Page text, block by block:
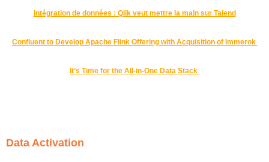
Intégration de données : Qlik veut mettre la main sur Talend
Confluent to Develop Apache Flink Offering with Acquisition of Immerok
It’s Time for the All-in-One Data Stack
Data Activation